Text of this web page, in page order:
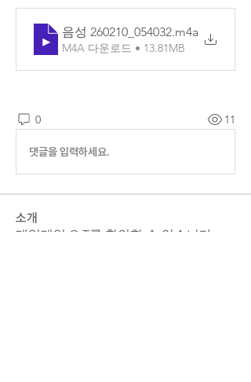
음성 260210_054032.m4a
M4A 다운로드 • 13.81MB
0 11
댓글을 입력하세요.
소개
매일매일 Q.T를 확인할 수 있습니다.